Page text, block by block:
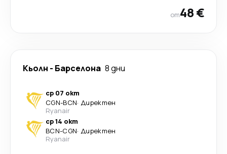
от48 €
Кьолн - Барселона 8 дни
ср 07 окт
CGN-BCN· Директен
Ryanair
ср 14 окт
BCN-CGN· Директен
Ryanair